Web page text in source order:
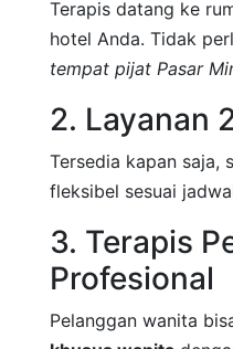
Terapis datang ke
hotel Anda. Tidak
tempat pijat Pasar
2. Layanan
Tersedia kapan saja,
fleksibel sesuai
3. Terapis
Profesional
Pelanggan wanita